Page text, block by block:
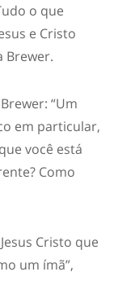
o que
e Cristo
Brewer.
“Um
em particular,
você está
Como
Cristo que
um ímã”,